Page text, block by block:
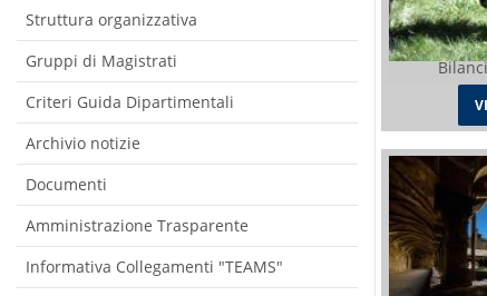
Struttura organizzativa
Gruppi di Magistrati
Criteri Guida Dipartimentali
Archivio notizie
Documenti
Amministrazione Trasparente
Informativa Collegamenti "TEAMS"